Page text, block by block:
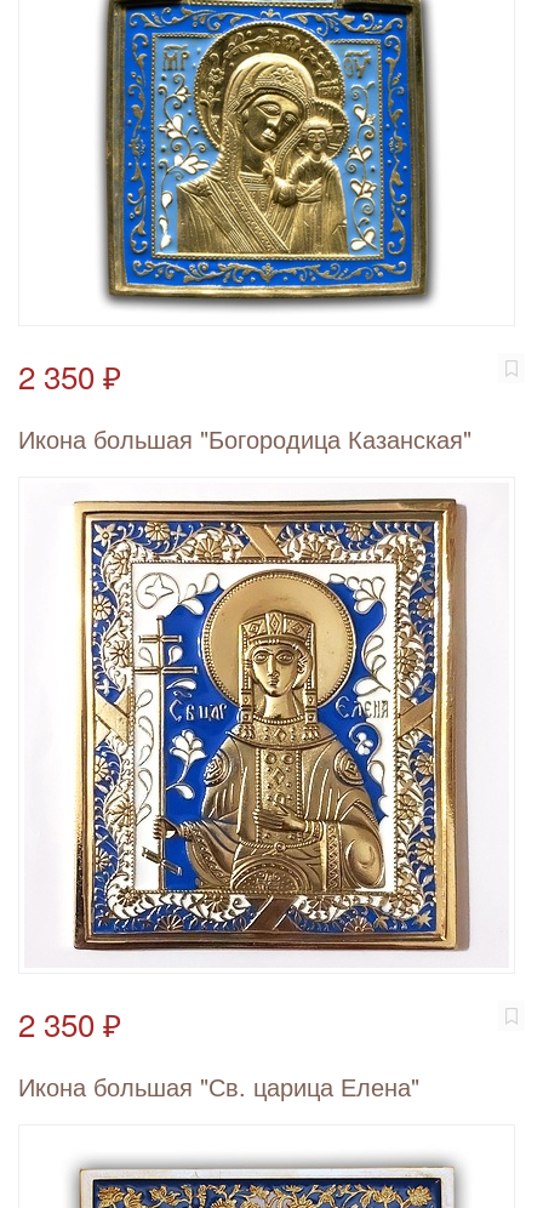
2 350 ₽
Икона большая "Богородица Казанская"
2 350 ₽
Икона большая "Св. царица Елена"